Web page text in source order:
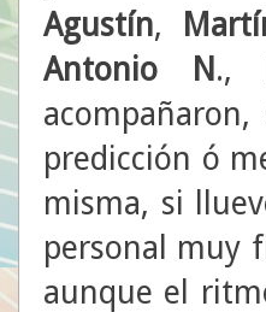
Agustín,
Antonio
N .,
predicción ó
misma, si
personal muy
aunque el